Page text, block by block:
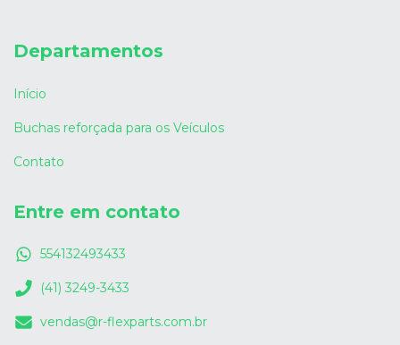
Departamentos
Início
Buchas reforçada para os Veículos
Contato
Entre em contato
554132493433
(41) 3249-3433
vendas@r-flexparts.com.br